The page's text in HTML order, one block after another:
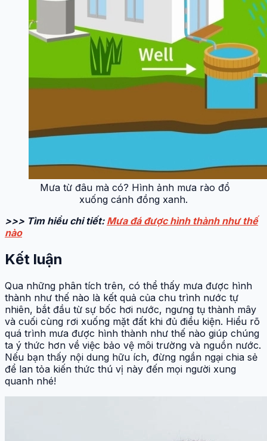
Mưa từ đâu mà có? Hình ảnh mưa rào đổ
xuống cánh đồng xanh.
>>> Tìm hiểu chi tiết: Mưa đá được hình thành như thế
nào
Kết luận
Qua những phân tích trên, có thể thấy mưa được hình
thành như thế nào là kết quả của chu trình nước tự
nhiên, bắt đầu từ sự bốc hơi nước, ngưng tụ thành mây
và cuối cùng rơi xuống mặt đất khi đủ điều kiện. Hiểu rõ
quá trình mưa được hình thành như thế nào giúp chúng
ta ý thức hơn về việc bảo vệ môi trường và nguồn nước.
Nếu bạn thấy nội dung hữu ích, đừng ngần ngại chia sẻ
để lan tỏa kiến thức thú vị này đến mọi người xung
quanh nhé!